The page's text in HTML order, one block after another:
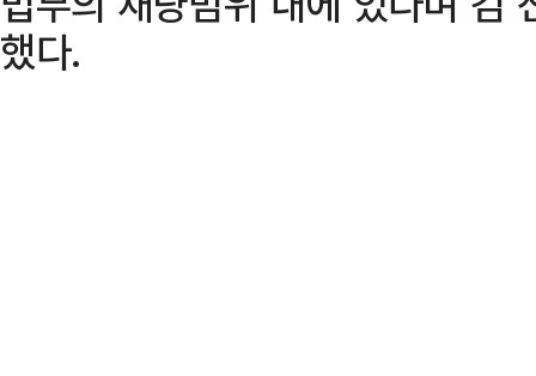
했다.